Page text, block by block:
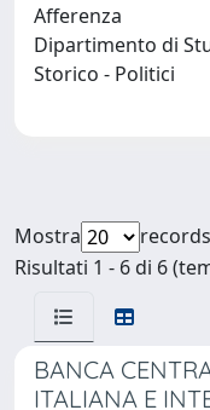
Afferenza
Dipartimento di
Storico - Politici
Mostra
records
Risultati 1 - 6 di 6
BANCA
ITALIANA E